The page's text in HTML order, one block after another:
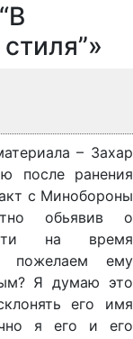
– Захар
после ранения
с Минобороны
обьявив о
на время
пожелаем ему
Я думаю это
его имя
я его и его